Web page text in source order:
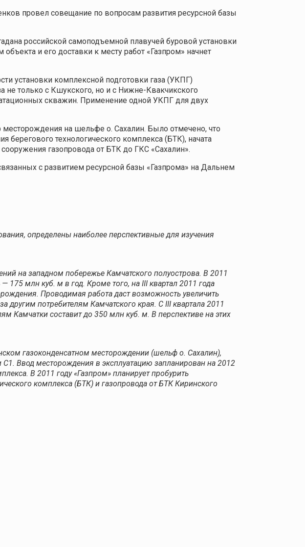
провел совещание по вопросам развития ресурсной базы
российской самоподъемной плавучей буровой установки
и его доставки к месту работ «Газпром» начнет
установки комплексной подготовки газа (УКПГ)
только с Кшукского, но и с Нижне-Квакчикского
скважин. Применение одной УКПГ для двух
месторождения на шельфе о. Сахалин. Было отмечено, что
берегового технологического комплекса (БТК), начата
газопровода от БТК до ГКС «Сахалин».
с развитием ресурсной базы «Газпрома» на Дальнем
определены наиболее перспективные для изучения
на западном побережье Камчатского полуострова. В 2011
175 млн куб. м в год. Кроме того, на III квартал 2011 года
Проводимая работа даст возможность увеличить
другим потребителям Камчатского края. С III квартала 2011
Камчатки составит до 350 млн куб. м. В перспективе на этих
газоконденсатном месторождении (шельф о. Сахалин),
Ввод месторождения в эксплуатацию запланирован на 2012
В 2011 году «Газпром» планирует пробурить
комплекса (БТК) и газопровода от БТК Киринского